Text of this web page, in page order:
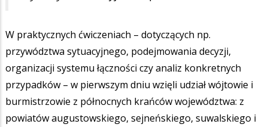
W praktycznych ćwiczeniach – dotyczących np.
przywództwa sytuacyjnego, podejmowania decyzji,
organizacji systemu łączności czy analiz konkretnych
przypadków – w pierwszym dniu wzięli udział wójtowie i
burmistrzowie z północnych krańców województwa: z
powiatów augustowskiego, sejneńskiego, suwalskiego i